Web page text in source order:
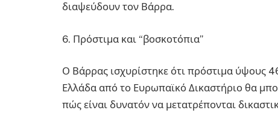
διαψεύδουν τον Βάρρα.
6. Πρόστιμα και “βοσκοτόπια”
Ο Βάρρας ισχυρίστηκε ότι πρόστιμα ύψους
Ελλάδα από το Ευρωπαϊκό Δικαστήριο θα
πώς είναι δυνατόν να μετατρέπονται